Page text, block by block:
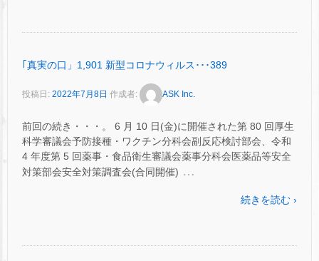
｢真実の口」1,901 新型コロナウィルス･･･389
投稿日: 2022年7月8日 作成者: ASK Inc.
前回の続き・・・。 6 月 10 日(金)に開催された第 80 回厚生
科学審議会予防接種・ワクチン分科会副反応検討部会、令和
4 年度第 5 回薬事・食品衛生審議会薬事分科会医薬品等安全
対策部会安全対策調査会(合同開催) …
続きを読む ›